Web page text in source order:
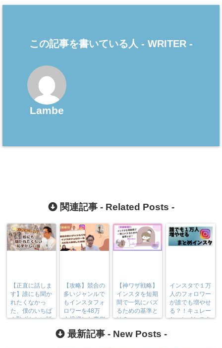
この記事を書いている人 - WRITER -
Lambe
関連記事 - Related Posts -
【正直に話しま
す】誰にも聞か
れたくなかっ
た、僕のいちば
ん恥ずかしい話
【攻略】競合の
多いジャンルで
もインスタフォ
ロワーを48万
人爆増した裏側
【神ワザ戦略】
インスタを短期
間で一気にバズ
るための基準と
は？
インスタで１万
人のフォロワー
が誰でも増やせ
る？！キュレー
ションインスタ
最新記事 - New Posts -